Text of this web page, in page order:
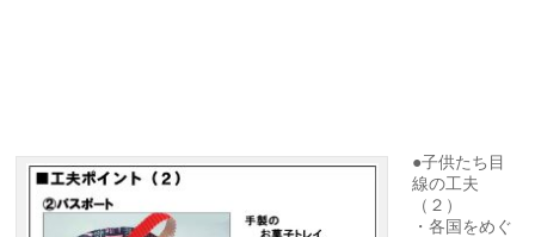
●子供たち目
線の工夫
（２）
・各国をめぐ